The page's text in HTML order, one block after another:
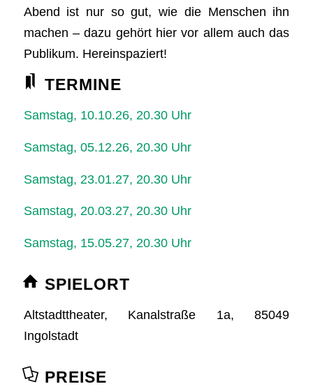
Abend ist nur so gut, wie die Menschen ihn
machen – dazu gehört hier vor allem auch das
Publikum. Hereinspaziert!
TERMINE
Samstag, 10.10.26, 20.30 Uhr
Samstag, 05.12.26, 20.30 Uhr
Samstag, 23.01.27, 20.30 Uhr
Samstag, 20.03.27, 20.30 Uhr
Samstag, 15.05.27, 20.30 Uhr
SPIELORT
Altstadttheater, Kanalstraße 1a, 85049
Ingolstadt
PREISE